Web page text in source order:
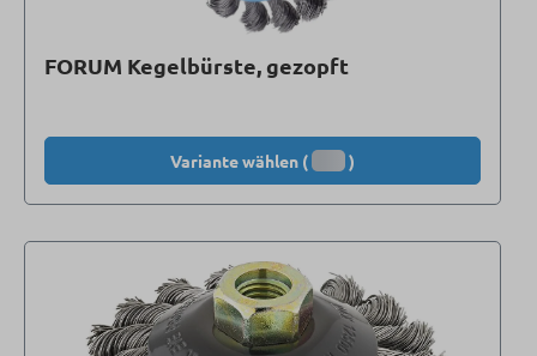
FORUM Kegelbürste, gezopft
Variante wählen ( )